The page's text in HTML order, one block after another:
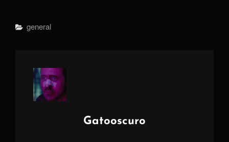
Categorías
General
Autor:
Gatooscuro